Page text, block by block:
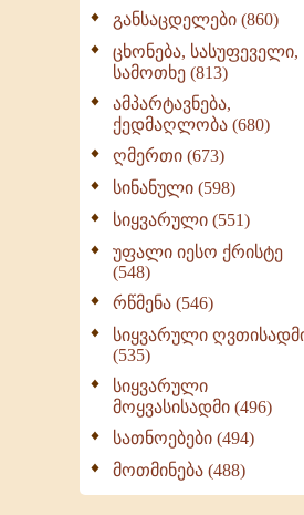
განსაცდელები (860)
ცხონება, სასუფეველი,
სამოთხე (813)
ამპარტავნება,
ქედმაღლობა (680)
ღმერთი (673)
სინანული (598)
სიყვარული (551)
უფალი იესო ქრისტე
(548)
რწმენა (546)
სიყვარული
(535)
სიყვარული
მოყვასისადმი (496)
სათნოებები (494)
მოთმინება (488)